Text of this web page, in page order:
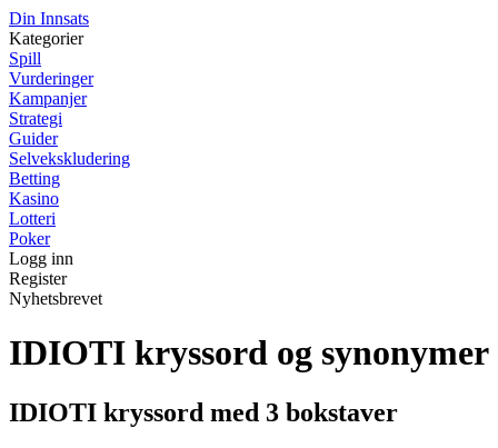
Din Innsats
Kategorier
Spill
Vurderinger
Kampanjer
Strategi
Guider
Selvekskludering
Betting
Kasino
Lotteri
Poker
Logg inn
Register
Nyhetsbrevet
IDIOTI kryssord og synonymer
IDIOTI kryssord med 3 bokstaver